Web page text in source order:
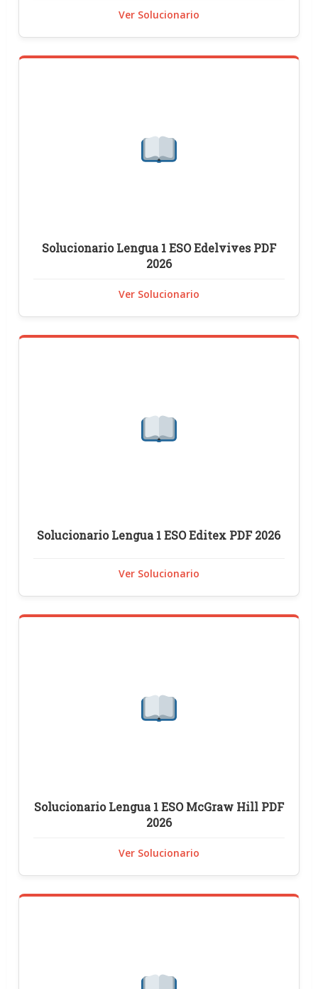
Ver Solucionario
Solucionario Lengua 1 ESO Edelvives PDF
2026
Ver Solucionario
Solucionario Lengua 1 ESO Editex PDF 2026
Ver Solucionario
Solucionario Lengua 1 ESO McGraw Hill PDF
2026
Ver Solucionario